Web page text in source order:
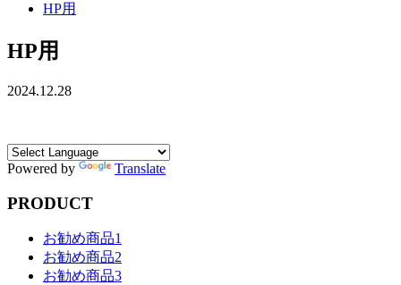
HP用
HP用
2024.12.28
Powered by Translate
PRODUCT
お勧め商品1
お勧め商品2
お勧め商品3